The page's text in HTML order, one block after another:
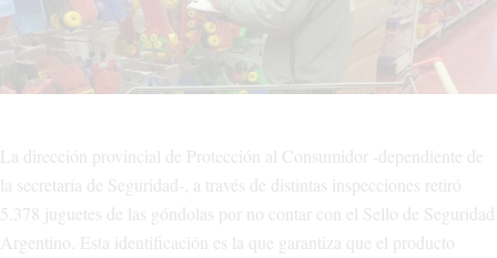
La dirección provincial de Protección al Consumidor -dependiente de
la secretaría de Seguridad-, a través de distintas inspecciones retiró
5.378 juguetes de las góndolas por no contar con el Sello de Seguridad
Argentino. Esta identificación es la que garantiza que el producto